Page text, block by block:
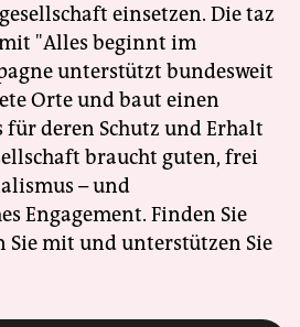
einsetzen. Die taz
"Alles beginnt im
unterstützt bundesweit
Orte und baut einen
für deren Schutz und Erhalt
braucht guten, frei
– und
Engagement. Finden Sie
Sie mit und unterstützen Sie